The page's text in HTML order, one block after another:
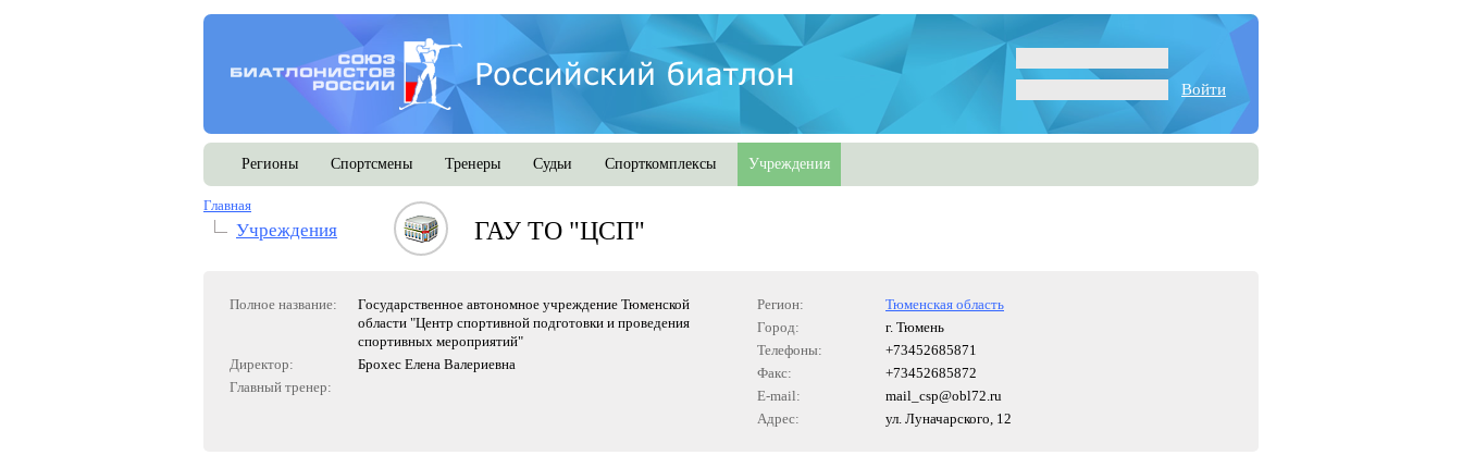
Войти
Регионы Спортсмены Тренеры Судьи Спорткомплексы Учреждения
Главная
Учреждения ГАУ ТО "ЦСП"
Полное название:
Государственное автономное учреждение Тюменской
области "Центр спортивной подготовки и проведения
спортивных мероприятий"
Директор:
Брохес Елена Валериевна
Главный тренер:
Регион:
Тюменская область
Город:
г. Тюмень
Телефоны:
+73452685871
Факс:
+73452685872
E-mail:
mail_csp@obl72.ru
Адрес:
ул. Луначарского, 12